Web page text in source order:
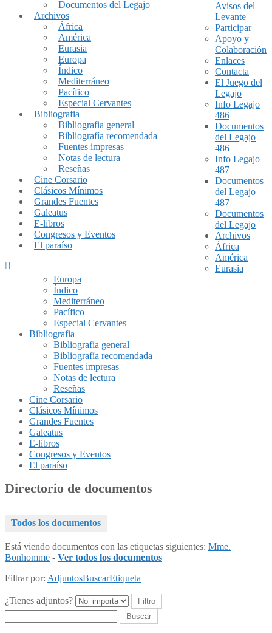
Documentos del Legajo
Archivos
África
América
Eurasia
Europa
Índico
Mediterráneo
Pacífico
Especial Cervantes
Bibliografia
Bibliografia general
Bibliografía recomendada
Fuentes impresas
Notas de lectura
Reseñas
Cine Corsario
Clásicos Mínimos
Grandes Fuentes
Galeatus
E-libros
Congresos y Eventos
El paraíso
Avisos del
Levante
Participar
Apoyo y
Colaboración
Enlaces
Contacta
El Juego del
Legajo
Info Legajo
486
Documentos
del Legajo
486
Info Legajo
487
Documentos
del Legajo
487
Documentos
del Legajo
Archivos
África
América
Eurasia
Europa
Índico
Mediterráneo
Pacífico
Especial Cervantes
Bibliografia
Bibliografia general
Bibliografía recomendada
Fuentes impresas
Notas de lectura
Reseñas
Cine Corsario
Clásicos Mínimos
Grandes Fuentes
Galeatus
E-libros
Congresos y Eventos
El paraíso
Directorio de documentos
Todos los documentos
Está viendo documentos con las etiquetas siguientes: Mme.
Bonhomme - Ver todos los documentos
Filtrar por: AdjuntosBuscarEtiqueta
¿Tienes adjuntos?
Buscar